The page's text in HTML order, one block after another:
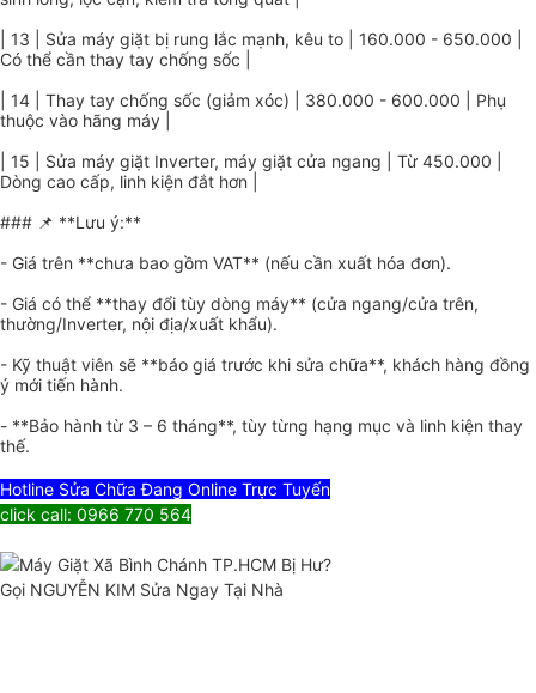
| 13 | Sửa máy giặt bị rung lắc mạnh, kêu to | 160.000 - 650.000 |
Có thể cần thay tay chống sốc |
| 14 | Thay tay chống sốc (giảm xóc) | 380.000 - 600.000 | Phụ
thuộc vào hãng máy |
| 15 | Sửa máy giặt Inverter, máy giặt cửa ngang | Từ 450.000 |
Dòng cao cấp, linh kiện đắt hơn |
### 📌 **Lưu ý:**
- Giá trên **chưa bao gồm VAT** (nếu cần xuất hóa đơn).
- Giá có thể **thay đổi tùy dòng máy** (cửa ngang/cửa trên,
thường/Inverter, nội địa/xuất khẩu).
- Kỹ thuật viên sẽ **báo giá trước khi sửa chữa**, khách hàng đồng
ý mới tiến hành.
- **Bảo hành từ 3 – 6 tháng**, tùy từng hạng mục và linh kiện thay
thế.
Hotline Sửa Chữa Đang Online Trực Tuyến
click call: 0966 770 564